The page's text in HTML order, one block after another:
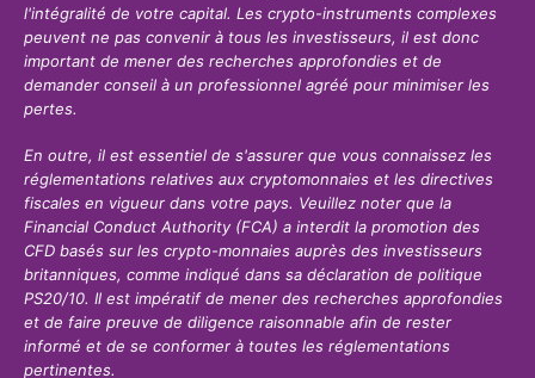
l'intégralité de votre capital. Les crypto-instruments complexes
peuvent ne pas convenir à tous les investisseurs, il est donc
important de mener des recherches approfondies et de
demander conseil à un professionnel agréé pour minimiser les
pertes.
En outre, il est essentiel de s'assurer que vous connaissez les
réglementations relatives aux cryptomonnaies et les directives
fiscales en vigueur dans votre pays. Veuillez noter que la
Financial Conduct Authority (FCA) a interdit la promotion des
CFD basés sur les crypto-monnaies auprès des investisseurs
britanniques, comme indiqué dans sa déclaration de politique
PS20/10. Il est impératif de mener des recherches approfondies
et de faire preuve de diligence raisonnable afin de rester
informé et de se conformer à toutes les réglementations
pertinentes.